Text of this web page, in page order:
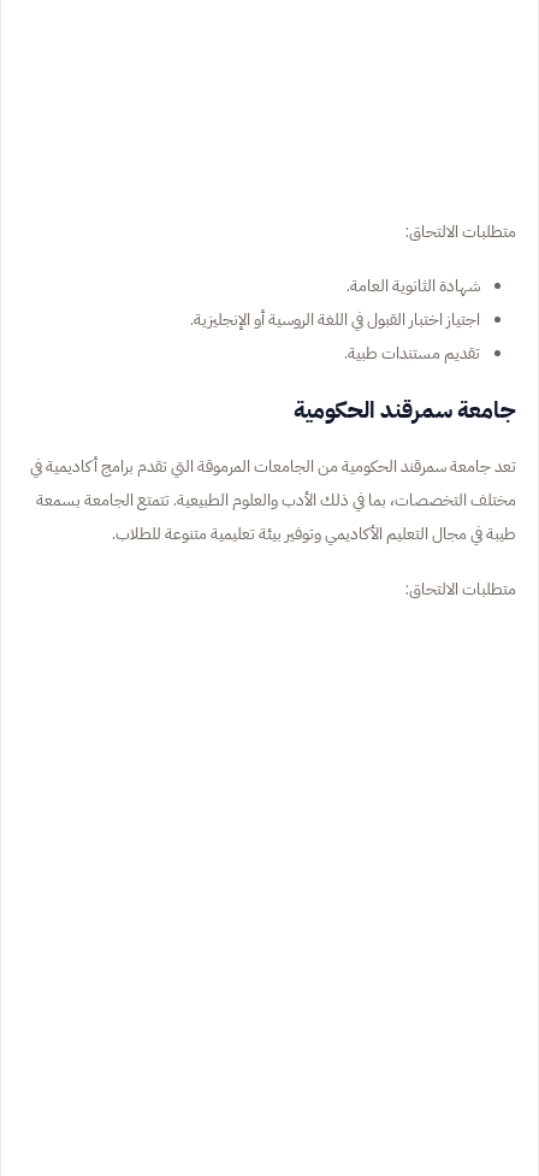
متطلبات الالتحاق:
شهادة الثانوية العامة.
اجتياز اختبار القبول في اللغة الروسية أو الإنجليزية.
تقديم مستندات طبية.
جامعة سمرقند الحكومية
تعد جامعة سمرقند الحكومية من الجامعات المرموقة التي تقدم برامج أكاديمية في
مختلف التخصصات، بما في ذلك الأدب والعلوم الطبيعية. تتمتع الجامعة بسمعة
طيبة في مجال التعليم الأكاديمي وتوفير بيئة تعليمية متنوعة للطلاب.
متطلبات الالتحاق: